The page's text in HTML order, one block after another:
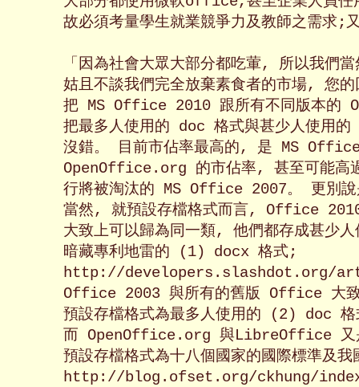
故必須考量學生就業競爭力及教師之需求
「因為社會大眾大部分都吃葷, 所以我們
姑且不談我們完全放棄素食者的市場, 您
把 MS Office 2010 跟所有不同版本的
把最多人使用的 doc 格式與甚少人使用
沒錯。 目前市佔率最高的, 是 MS
OpenOffice.org 的市佔率, 甚至可能高
行將被淘汰的 MS Office 2007。 更別
當然, 就預設存檔格式而言, Office
大致上可以歸為同一類, 他們都存成甚少人
暗藏專利地雷的 (1) docx 格式;
http://developers.slashdot.org/
Office 2003 與所有的舊版 Office 大致
預設存檔格式為最多人使用的 (2) doc
而 OpenOffice.org 與LibreOffice 又
預設存檔格式為十八個國家的國際標準
http://blog.ofset.org/ckhung/